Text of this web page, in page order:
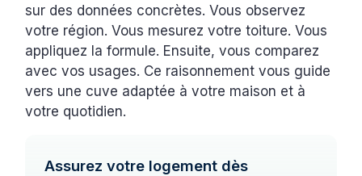
sur des données concrètes. Vous observez
votre région. Vous mesurez votre toiture. Vous
appliquez la formule. Ensuite, vous comparez
avec vos usages. Ce raisonnement vous guide
vers une cuve adaptée à votre maison et à
votre quotidien.
Assurez votre logement dès